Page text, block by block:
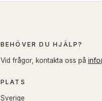
BEHÖVER DU HJÄLP?
Vid frågor, kontakta oss på
PLATS
Sverige